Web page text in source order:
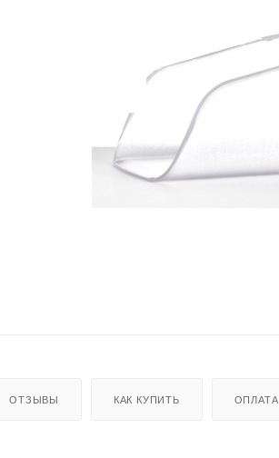
ОТЗЫВЫ КАК КУПИТЬ ОПЛАТА